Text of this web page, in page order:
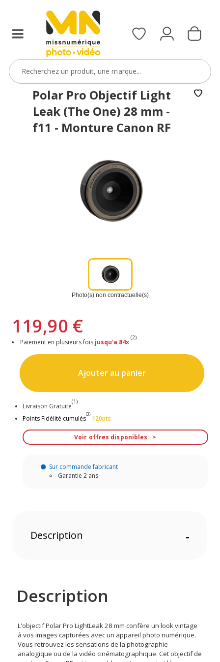
le
ObjectifFiltre5
VOIR L'OFFRE
Polar Pro Objectif Light
Leak (The One) 28 mm -
f11 - Monture Canon RF
Photo(s) non contractuelle(s)
119,90 €
Paiement en plusieurs fois jusqu'a 84x
(2)
Ajouter au panier
Livraison Gratuite
(1)
Points Fidélité cumulés
(3)
120pts
Voir offres disponibles
Sur commande fabricant
Garantie 2 ans
Description -
Description
L'objectif Polar Pro LightLeak 28 mm confère un look vintage
à vos images capturées avec un appareil photo numérique.
Vous retrouvez les sensations de la photographie
analogique ou de la vidéo cinématographique. Cet objectif de